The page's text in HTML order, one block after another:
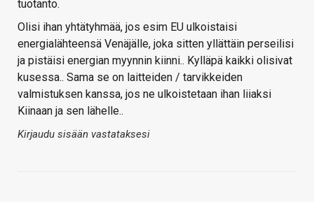
tuotanto.
Olisi ihan yhtätyhmää, jos esim EU ulkoistaisi
energialähteensä Venäjälle, joka sitten yllättäin perseilisi
ja pistäisi energian myynnin kiinni.. Kylläpä kaikki olisivat
kusessa.. Sama se on laitteiden / tarvikkeiden
valmistuksen kanssa, jos ne ulkoistetaan ihan liiaksi
Kiinaan ja sen lähelle..
Kirjaudu sisään vastataksesi